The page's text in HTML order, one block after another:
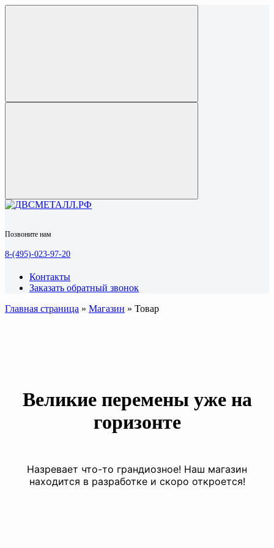
Позвоните нам
8-(495)-023-97-20
Контакты
Заказать обратный звонок
Главная страница » Магазин » Товар
Великие перемены уже на
горизонте
Назревает что-то грандиозное! Наш магазин
находится в разработке и скоро откроется!